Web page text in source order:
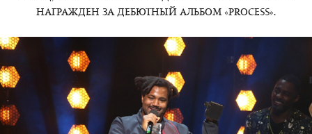
НАГРАЖДЕН ЗА ДЕБЮТНЫЙ АЛЬБОМ «PROCESS».